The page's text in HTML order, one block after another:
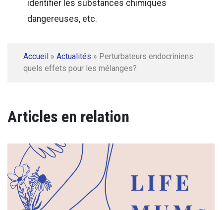
identifier les substances chimiques
dangereuses, etc.
Accueil » Actualités » Perturbateurs endocriniens:
quels effets pour les mélanges?
Articles en relation